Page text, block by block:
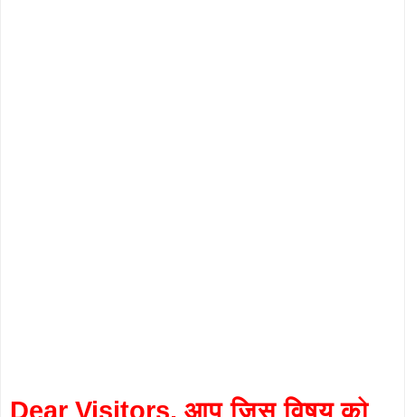
Dear Visitors, आप जिस विषय को